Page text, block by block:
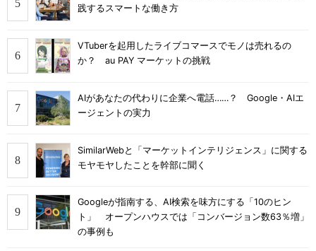
践するスマートな働き方
VTuberを起用したライブコマースでモノは売れるの
か？ au PAY マーケットの挑戦
AIがあなたの代わりに企業へ電話……？ Google・AIエ
ージェントの実力
SimilarWebと「マーケットインテリジェンス」に関する
モヤモヤしたことを幹部に聞く
Googleが指南する、AI検索を味方にする「10のヒン
ト」 オープンハウスでは「コンバージョン数63％増」
の事例も